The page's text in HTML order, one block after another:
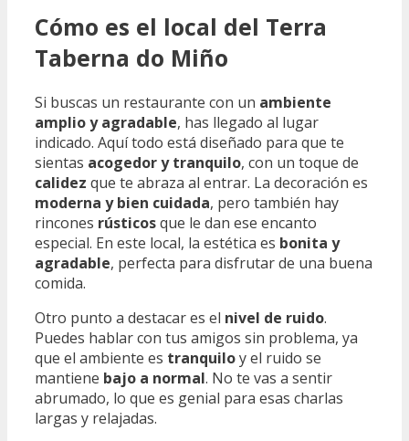
Cómo es el local del Terra
Taberna do Miño
Si buscas un restaurante con un ambiente
amplio y agradable, has llegado al lugar
indicado. Aquí todo está diseñado para que te
sientas acogedor y tranquilo, con un toque de
calidez que te abraza al entrar. La decoración es
moderna y bien cuidada, pero también hay
rincones rústicosque le dan ese encanto
especial. En este local, la estética es bonita y
agradable, perfecta para disfrutar de una buena
comida.
Otro punto a destacar es el nivel de ruido.
Puedes hablar con tus amigos sin problema, ya
que el ambiente es tranquiloy el ruido se
mantiene bajo a normal. No te vas a sentir
abrumado, lo que es genial para esas charlas
largas y relajadas.